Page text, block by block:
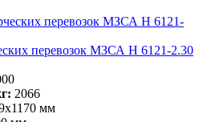
перевозок МЗСА H 6121-2.30
2066
мм